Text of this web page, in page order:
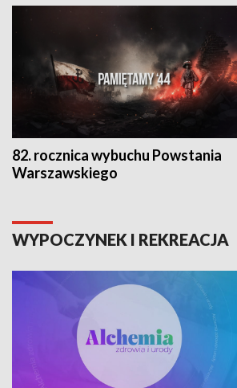
82. rocznica wybuchu Powstania
Warszawskiego
WYPOCZYNEK I REKREACJA